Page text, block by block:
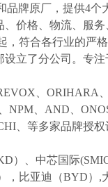
品牌原厂，提供4个
、价格、物流、服
，符合各行业的严
立了分公司。专
、ORIHARA
、AND、
、等多家品牌授权
）、中芯国际
，比亚迪（BYD）,